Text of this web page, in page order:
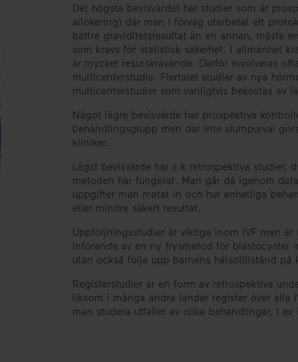
Det högsta bevisvärdet har studier som är
allokering) där man i förväg utarbetat ett
bättre graviditetsresultat än en annan, måste
som krävs för statistisk säkerhet. I allmänhet
är mycket resurskrävande. Därför involveras
multicenterstudie. Flertalet studier av nya
multicenterstudier som vanligtvis bekostas av
Något lägre bevisvärde har prospektiva
behandlingsgrupp men där inte slumpurval
kliniker.
Lägst bevisvärde har s k retrospektiva studier,
metoden har fungerat. Man går då igenom
uppgifter man matat in och hur enhetliga
eller mindre säkert resultat.
Uppföljningsstudier är viktiga inom IVF men
införande av en ny frysmetod för blastocyster
utan också följa upp barnens hälsotillstånd på
Registerstudier är en form av retrospektiva
liksom i många andra länder register över alla
man studera utfallet av olika behandlingar, t